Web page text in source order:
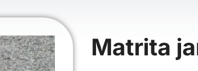
Matrita